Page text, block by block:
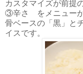
カスタマイズが前
③辛さ をメニュー
骨ベースの「黒」と
イスです。